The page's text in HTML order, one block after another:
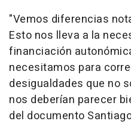
"Vemos diferencias
Esto nos lleva a la
financiación
necesitamos para
desigualdades que no
nos deberían parecer
del documento